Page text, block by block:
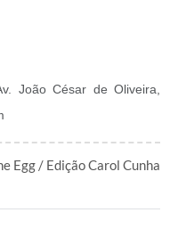
João César de Oliveira,
Egg / Edição Carol Cunha